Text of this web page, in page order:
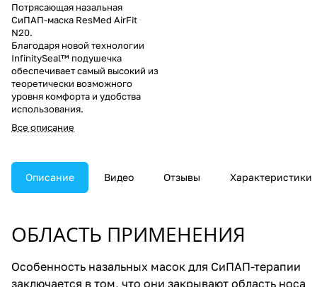
Потрясающая назальная
СиПАП-маска ResMed AirFit
N20.
Благодаря новой технологии
InfinitySeal™ подушечка
обеспечивает самый высокий из
теоретически возможного
уровня комфорта и удобства
использования.
Все описание
Описание Видео Отзывы Характеристики
ОБЛАСТЬ ПРИМЕНЕНИЯ
Особенность назальных масок для СиПАП-терапии
заключается в том, что они закрывают область носа